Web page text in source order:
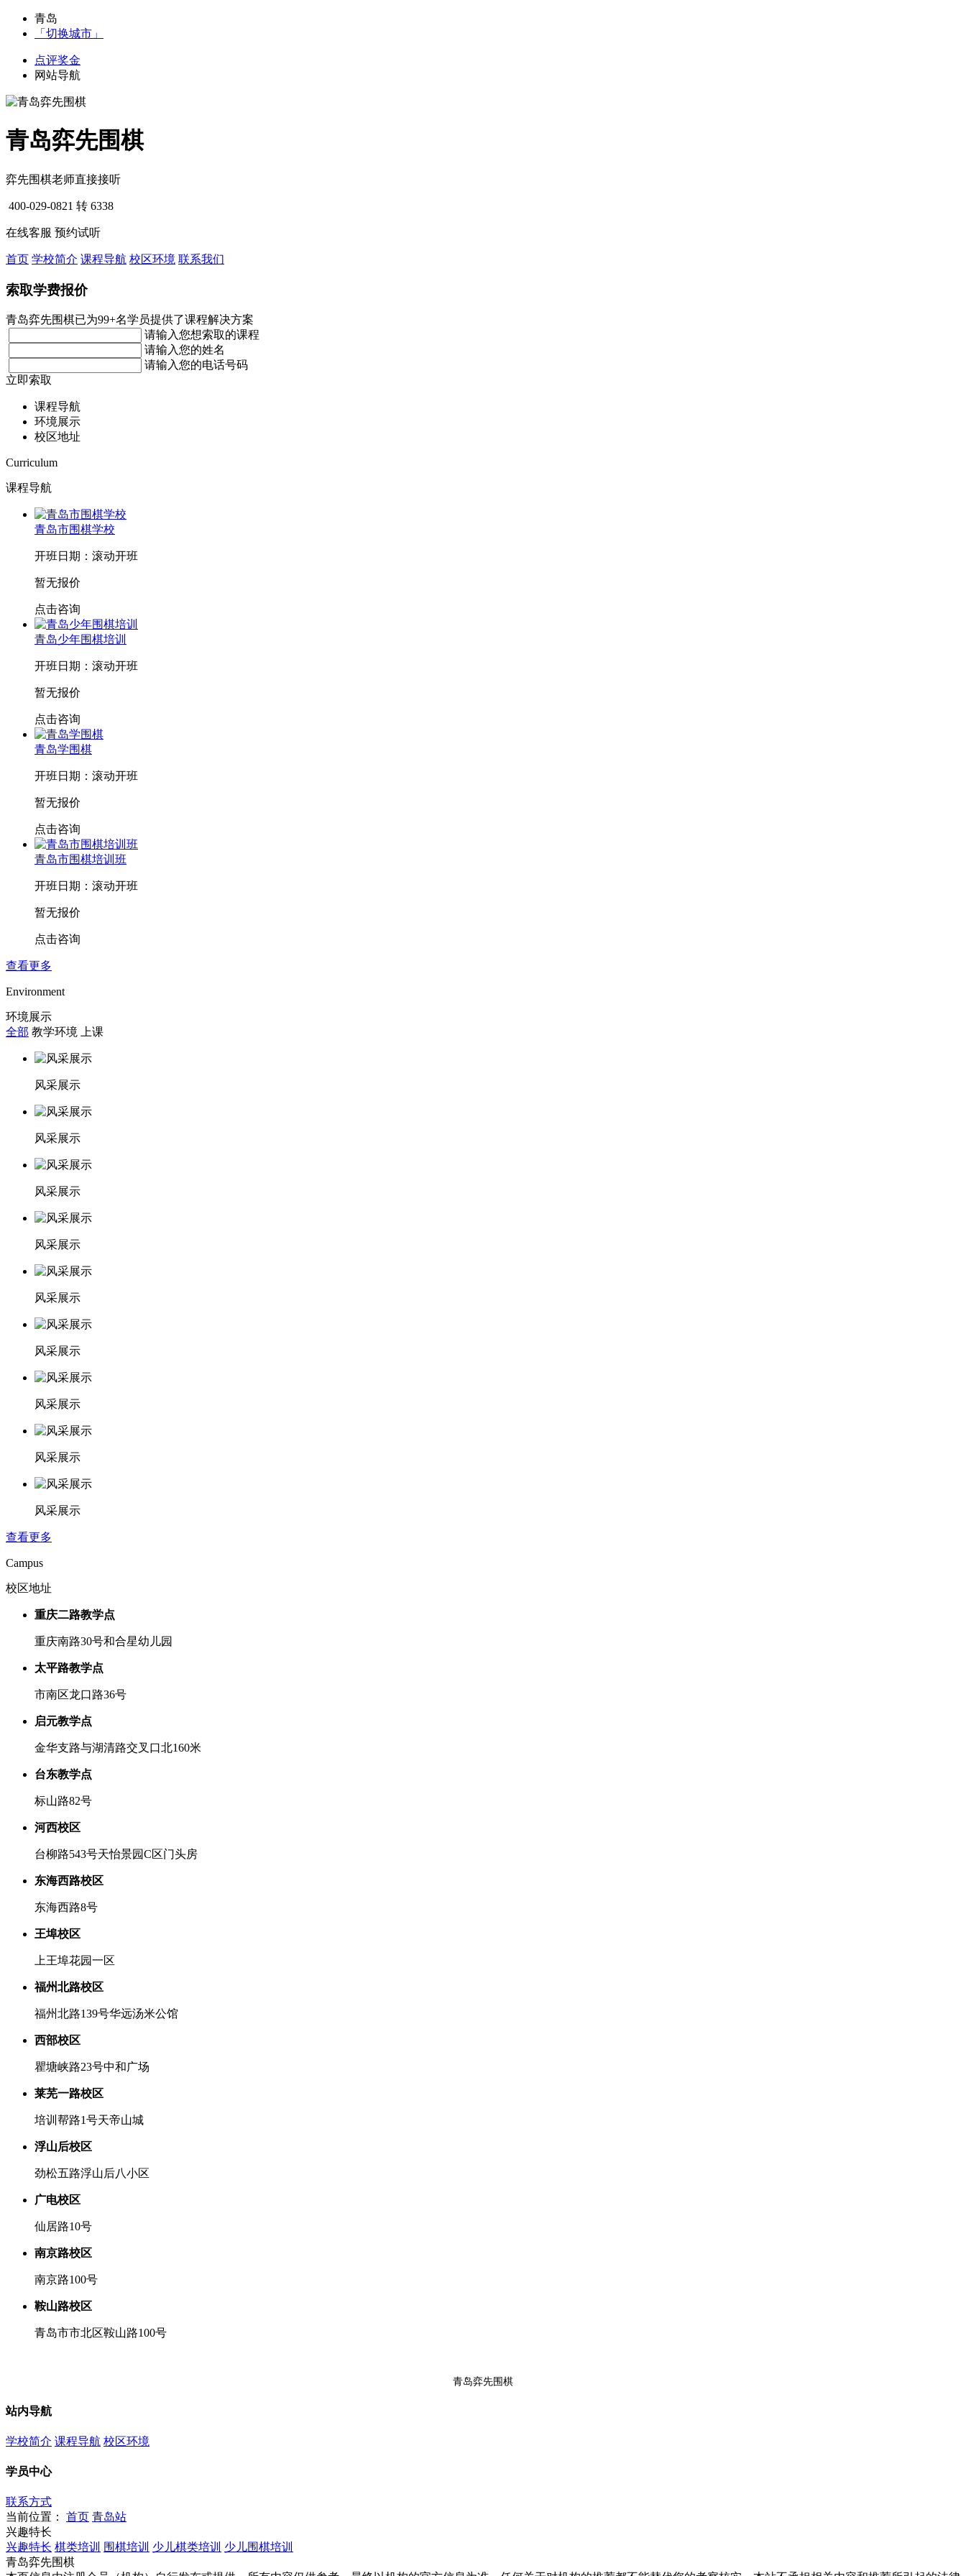
青岛
「切换城市」
点评奖金
网站导航
青岛弈先围棋
弈先围棋老师直接接听
400-029-0821 转 6338
在线客服 预约试听
首页 学校简介 课程导航 校区环境 联系我们
索取学费报价
青岛弈先围棋已为99+名学员提供了课程解决方案
请输入您想索取的课程
请输入您的姓名
请输入您的电话号码
立即索取
课程导航
环境展示
校区地址
Curriculum
课程导航
青岛市围棋学校
开班日期：滚动开班
暂无报价
点击咨询
青岛少年围棋培训
开班日期：滚动开班
暂无报价
点击咨询
青岛学围棋
开班日期：滚动开班
暂无报价
点击咨询
青岛市围棋培训班
开班日期：滚动开班
暂无报价
点击咨询
查看更多
Environment
环境展示
全部 教学环境 上课
风采展示
风采展示
风采展示
风采展示
风采展示
风采展示
风采展示
风采展示
风采展示
查看更多
Campus
校区地址
重庆二路教学点
重庆南路30号和合星幼儿园
太平路教学点
市南区龙口路36号
启元教学点
金华支路与湖清路交叉口北160米
台东教学点
标山路82号
河西校区
台柳路543号天怡景园C区门头房
东海西路校区
东海西路8号
王埠校区
上王埠花园一区
福州北路校区
福州北路139号华远汤米公馆
西部校区
瞿塘峡路23号中和广场
莱芜一路校区
培训帮路1号天帝山城
浮山后校区
劲松五路浮山后八小区
广电校区
仙居路10号
南京路校区
南京路100号
鞍山路校区
青岛市市北区鞍山路100号
青岛弈先围棋
站内导航
学校简介 课程导航 校区环境
学员中心
联系方式
当前位置：
首页 青岛站
兴趣特长
兴趣特长 棋类培训 围棋培训 少儿棋类培训 少儿围棋培训
青岛弈先围棋